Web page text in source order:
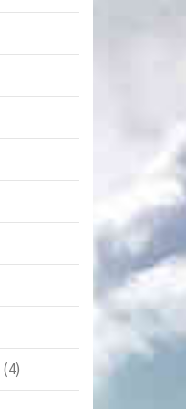
(4)